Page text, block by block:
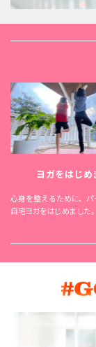
ヨガをはじめ
心身を整えるために、
自宅ヨガをはじめました。